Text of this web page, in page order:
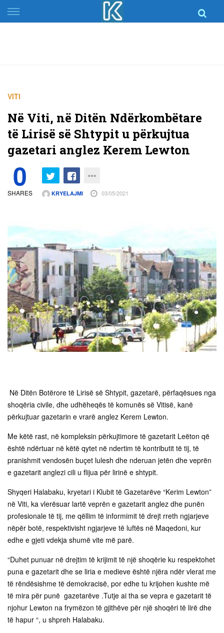
Skip
to
VITI
Në Viti, në Ditën Ndërkombëtare
të Lirisë së Shtypit u përkujtua
gazetari anglez Kerem Lewton
0
SHARES KRYELAJMI 03/05/2021
Në Ditën Botërore të Lirisë së Shtypit, gazetarë, përfaqësues nga
shoqëria civile, dhe udhëheqës të komunës së Vitisë, kanë
përkujtuar gazetarin e vrarë anglez Kerem Lewton.
Me këtë rast, në kompleksin përkujtimore të gazetarit Leëton që
është ndërtuar në këtë qytet në ndertim të kontributit të tij, të
pranishmit vendosën buçet lulesh dhe nderuan jetën dhe veprën
e gazetarit anglezi cili u flijua për lirinë e shtypit.
Shyqeri Halabaku, kryetari i Klubit të Gazetarëve “Kerim Lewton”
në Viti, ka vlerësuar lartë veprën e gazetarit anglez dhe punën
profesionale të tij, me qëllim të informimit të drejt rreth ngjarjeve
nëpër botë, respektivisht ngjarjeve të luftës në Maqedoni, kur
edhe e gjeti vdekja shumë vite më parë.
“Duhet punuar në drejtim të krijimit të një shoqërie ku respektohet
puna e gazetarit dhe se liria e medieve është njëra ndër vlerat me
të rëndësishme të demokracisë, por edhe tu krijohen kushte më
të mira për punë gazetarëve .Tutje ai tha se vepra e gazetarit të
njohur Lewton na frymëzon të gjithëve për një shoqëri të lirë dhe
të hapur “, u shpreh Halabaku.